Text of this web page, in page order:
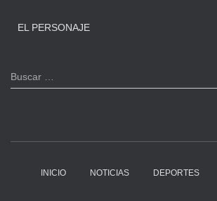
EL PERSONAJE
B
u
Buscar …
INICIO NOTICIAS DEPORTES